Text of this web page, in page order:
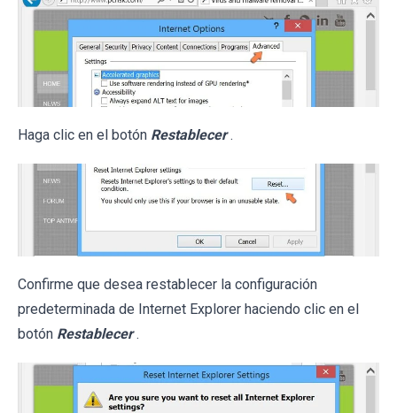
Haga clic en el botón Restablecer .
Confirme que desea restablecer la configuración
predeterminada de Internet Explorer haciendo clic en el
botón Restablecer .